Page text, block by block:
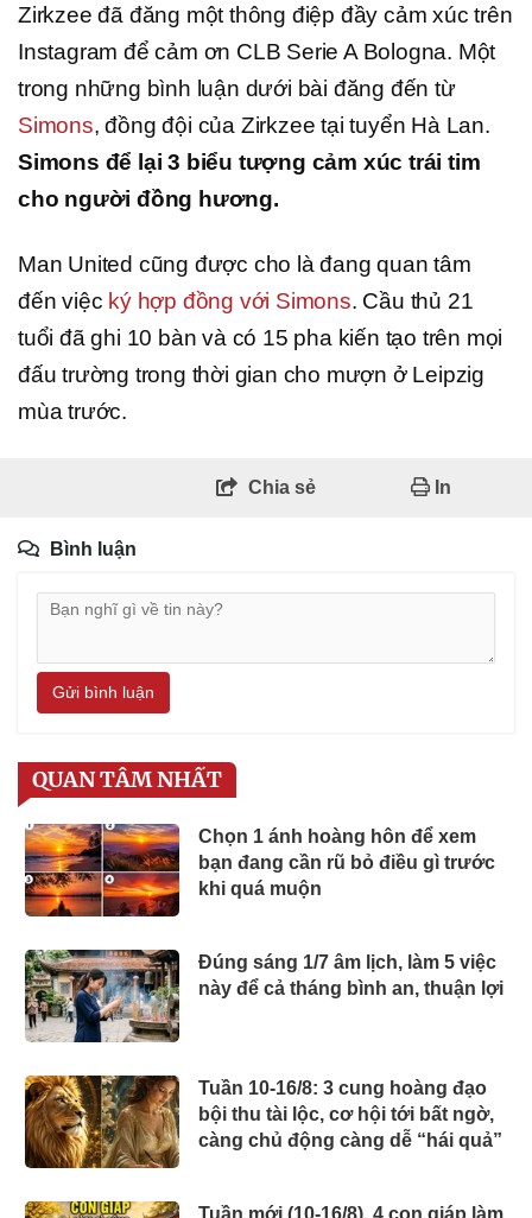
Zirkzee đã đăng một thông điệp đầy cảm xúc trên
Instagram để cảm ơn CLB Serie A Bologna. Một
trong những bình luận dưới bài đăng đến từ
Simons, đồng đội của Zirkzee tại tuyển Hà Lan.
Simons để lại 3 biểu tượng cảm xúc trái tim
cho người đồng hương.
Man United cũng được cho là đang quan tâm
đến việc ký hợp đồng với Simons. Cầu thủ 21
tuổi đã ghi 10 bàn và có 15 pha kiến ​​​​tạo trên mọi
đấu trường trong thời gian cho mượn ở Leipzig
mùa trước.
Chia sẻ In
Bình luận
Gửi bình luận
QUAN TÂM NHẤT
Chọn 1 ánh hoàng hôn để xem
bạn đang cần rũ bỏ điều gì trước
khi quá muộn
Đúng sáng 1/7 âm lịch, làm 5 việc
này để cả tháng bình an, thuận lợi
Tuần 10-16/8: 3 cung hoàng đạo
bội thu tài lộc, cơ hội tới bất ngờ,
càng chủ động càng dễ “hái quả”
Tuần mới (10-16/8), 4 con giáp làm